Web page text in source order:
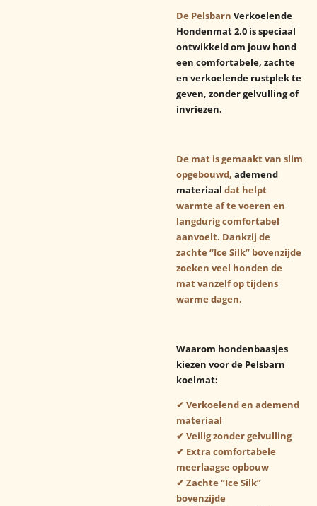
De Pelsbarn Verkoelende
Hondenmat 2.0 is speciaal
ontwikkeld om jouw hond
een comfortabele, zachte
en verkoelende rustplek te
geven, zonder gelvulling of
invriezen.
De mat is gemaakt van slim
opgebouwd, ademend
materiaal dat helpt
warmte af te voeren en
langdurig comfortabel
aanvoelt. Dankzij de
zachte “Ice Silk” bovenzijde
zoeken veel honden de
mat vanzelf op tijdens
warme dagen.
Waarom hondenbaasjes
kiezen voor de Pelsbarn
koelmat:
✔ Verkoelend en ademend
materiaal
✔ Veilig zonder gelvulling
✔ Extra comfortabele
meerlaagse opbouw
✔ Zachte “Ice Silk”
bovenzijde